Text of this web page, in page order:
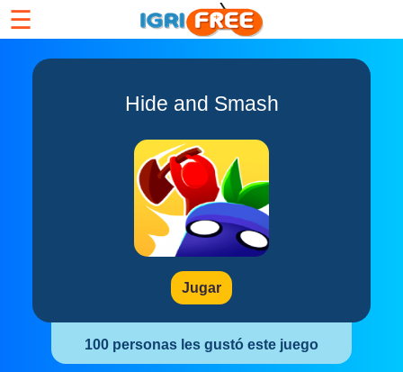
☰
Hide and Smash
Jugar
100 personas les gustó este juego